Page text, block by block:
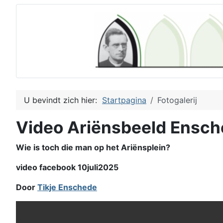
U bevindt zich hier: Startpagina Fotogalerij
Video Ariënsbeeld
Wie is toch die man op het Ariënsplein?
video facebook 10juli2025
Door Tikje Enschede